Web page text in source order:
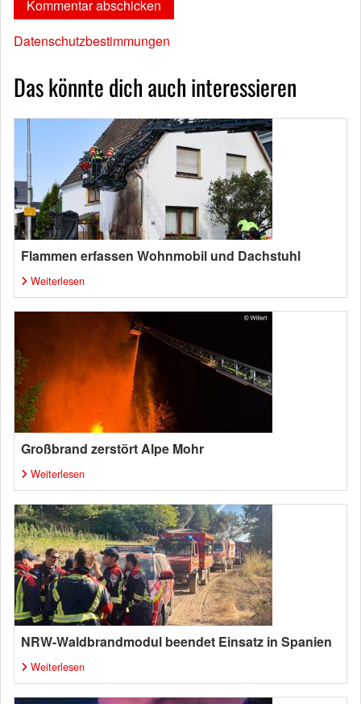
Datenschutzbestimmungen
Das könnte dich auch interessieren
Flammen erfassen Wohnmobil und Dachstuhl
Weiterlesen
Großbrand zerstört Alpe Mohr
Weiterlesen
NRW-Waldbrandmodul beendet Einsatz in Spanien
Weiterlesen